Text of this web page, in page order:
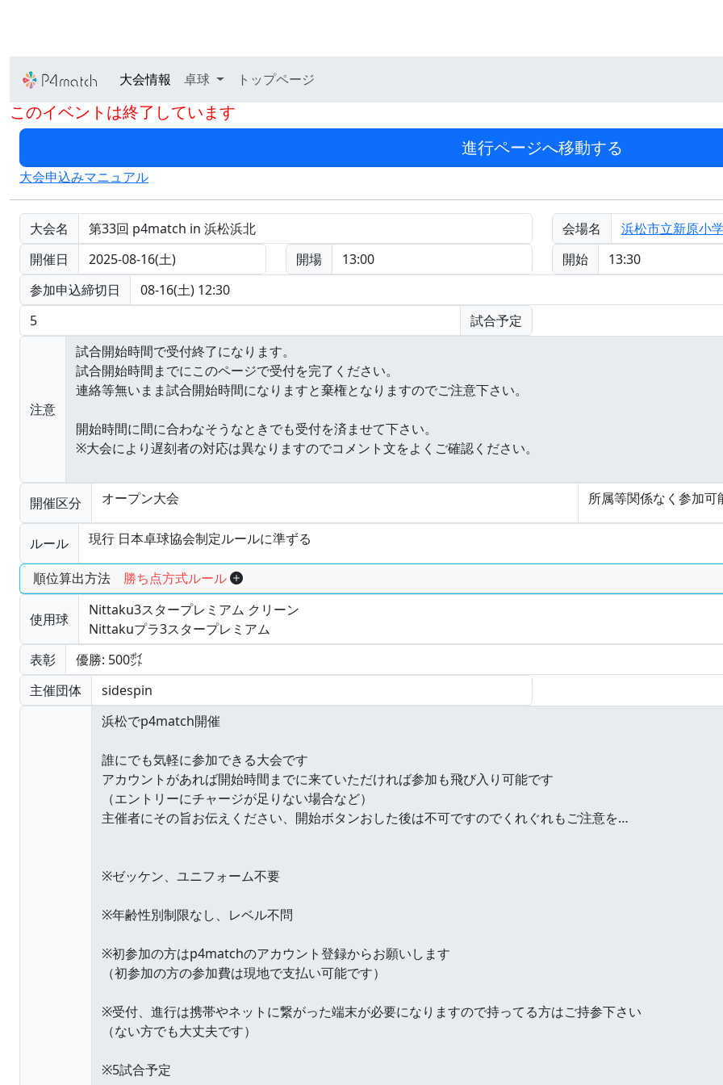
大会情報 卓球 トップページ
このイベントは終了しています
大会申込みマニュアル
大会名 第33回 p4match in 浜松浜北 会場名
浜松市立新原小
開催日
2025-08-16(土) 開場 13:00 開始
13:30
参加申込締切日
08-16(土) 12:30
5
試合予定
注意
開催区分 オープン大会 所属等関係なく参加可
ルール 現行 日本卓球協会制定ルールに準ずる
順位算出方法 勝ち点方式ルール
使用球
Nittaku3スタープレミアム クリーン
Nittakuプラ3スタープレミアム
表彰
優勝: 500㌽
主催団体
sidespin